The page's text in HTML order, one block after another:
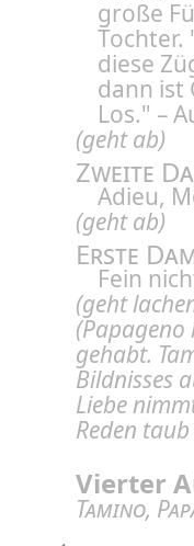
große
Tochter.
diese
dann ist
Los." –
(geht ab)
Zweite
Adieu,
(geht ab)
Erste
Fein
(geht
(Papageno
gehabt.
Bildnisses
Liebe
Reden
Vierter
Tamino,